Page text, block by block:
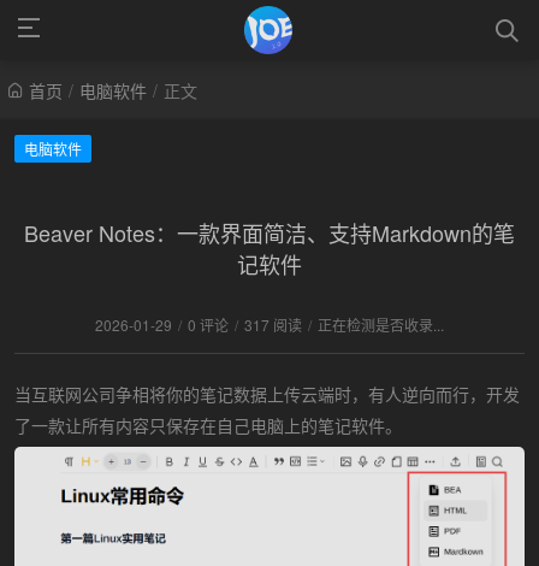
首页 / 电脑软件 / 正文
电脑软件
Beaver Notes：一款界面简洁、支持Markdown的笔
记软件
2026-01-29 / 0 评论 / 317 阅读 / 正在检测是否收录...
当互联网公司争相将你的笔记数据上传云端时，有人逆向而行，开发
了一款让所有内容只保存在自己电脑上的笔记软件。